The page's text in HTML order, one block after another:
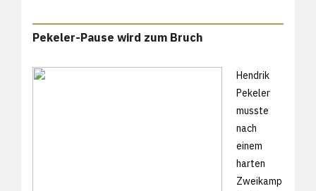
Pekeler-Pause wird zum Bruch
Hendrik
Pekeler
musste
nach
einem
harten
Zweikamp